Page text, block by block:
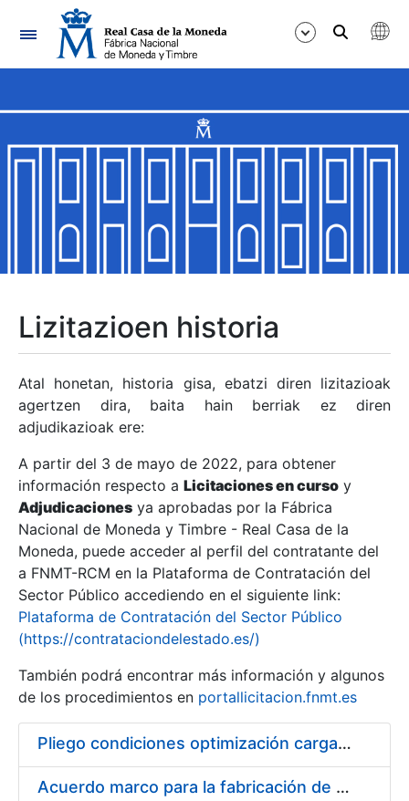
Nabigazioa
Erakutsi/Ezkutatu
Erakutsi/Ezkutatu
Erakutsi/Ezkutatu
Erakutsi/Ezkutatu
Erakutsi/Ezkutatu
Erakutsi/Ezkutatu
Erakutsi/Ezkutatu
Erakutsi/Ezkutatu
Lizitazioen historia
Atal honetan, historia gisa, ebatzi diren lizitazioak
agertzen dira, baita hain berriak ez diren
adjudikazioak ere:
A partir del 3 de mayo de 2022, para obtener
información respecto a Licitaciones en curso y
Adjudicaciones ya aprobadas por la Fábrica
Nacional de Moneda y Timbre - Real Casa de la
Moneda, puede acceder al perfil del contratante del
a FNMT-RCM en la Plataforma de Contratación del
Sector Público accediendo en el siguiente link:
Plataforma de Contratación del Sector Público
(https://contrataciondelestado.es/)
También podrá encontrar más información y algunos
de los procedimientos en portallicitacion.fnmt.es
Pliego condiciones optimización cargas compras firmado
Acuerdo marco para la fabricación de piezas